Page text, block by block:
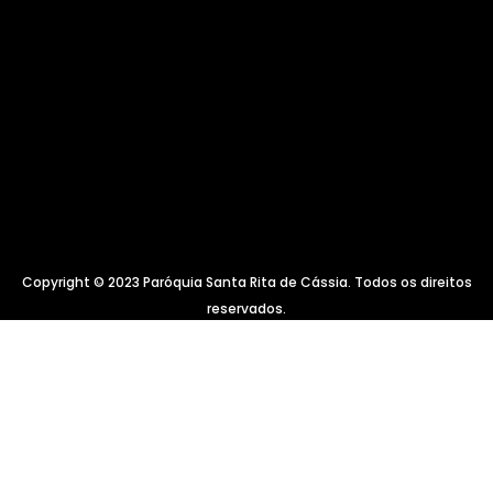
Copyright © 2023 Paróquia Santa Rita de Cássia. Todos os direitos
reservados.